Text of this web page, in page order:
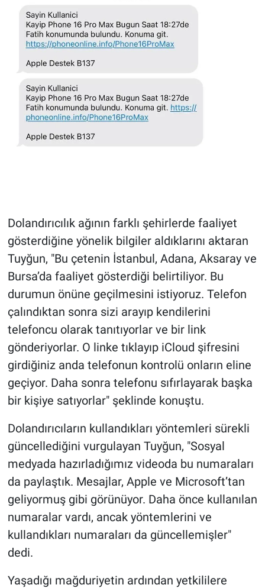
Dolandırıcılık ağının farklı şehirlerde faaliyet
gösterdiğine yönelik bilgiler aldıklarını aktaran
Tuyğun, "Bu çetenin İstanbul, Adana, Aksaray ve
Bursa’da faaliyet gösterdiği belirtiliyor. Bu
durumun önüne geçilmesini istiyoruz. Telefon
çalındıktan sonra sizi arayıp kendilerini
telefoncu olarak tanıtıyorlar ve bir link
gönderiyorlar. O linke tıklayıp iCloud şifresini
girdiğiniz anda telefonun kontrolü onların eline
geçiyor. Daha sonra telefonu sıfırlayarak başka
bir kişiye satıyorlar" şeklinde konuştu.
Dolandırıcıların kullandıkları yöntemleri sürekli
güncellediğini vurgulayan Tuyğun, "Sosyal
medyada hazırladığımız videoda bu numaraları
da paylaştık. Mesajlar, Apple ve Microsoft’tan
geliyormuş gibi görünüyor. Daha önce kullanılan
numaralar vardı, ancak yöntemlerini ve
kullandıkları numaraları da güncellemişler"
dedi.
Yaşadığı mağduriyetin ardından yetkililere